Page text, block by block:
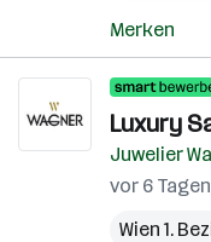
Merken
Luxury
Juwelier
vor 6
Wien 1.